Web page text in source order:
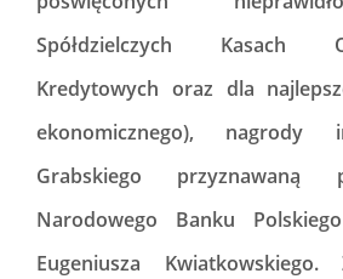
Spółdzielczych Kasach
Kredytowych oraz dla
ekonomicznego), nagrody
Grabskiego przyznawaną
Narodowego Banku
Eugeniusza Kwiatkowskiego.